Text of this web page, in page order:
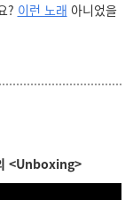
? 이런 노래 아니었을
<Unboxing>